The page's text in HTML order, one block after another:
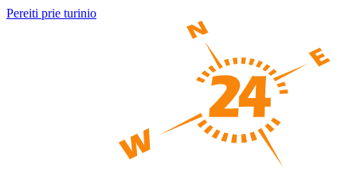
Pereiti prie turinio